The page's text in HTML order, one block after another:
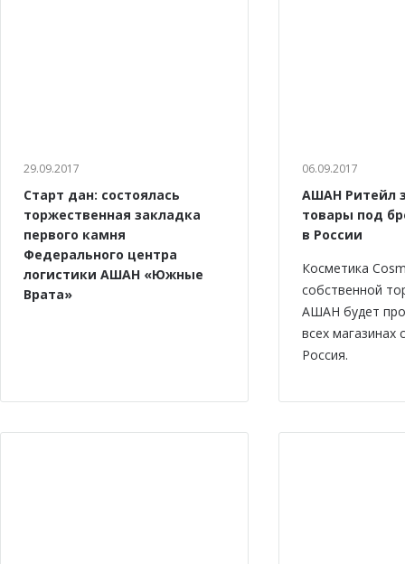
29.09.2017
Старт дан: состоялась
торжественная закладка
первого камня
Федерального центра
логистики АШАН «Южные
Врата»
06.09.2017
АШАН Ритейл
товары под
в России
Косметика
собственной
АШАН будет
всех
Россия.